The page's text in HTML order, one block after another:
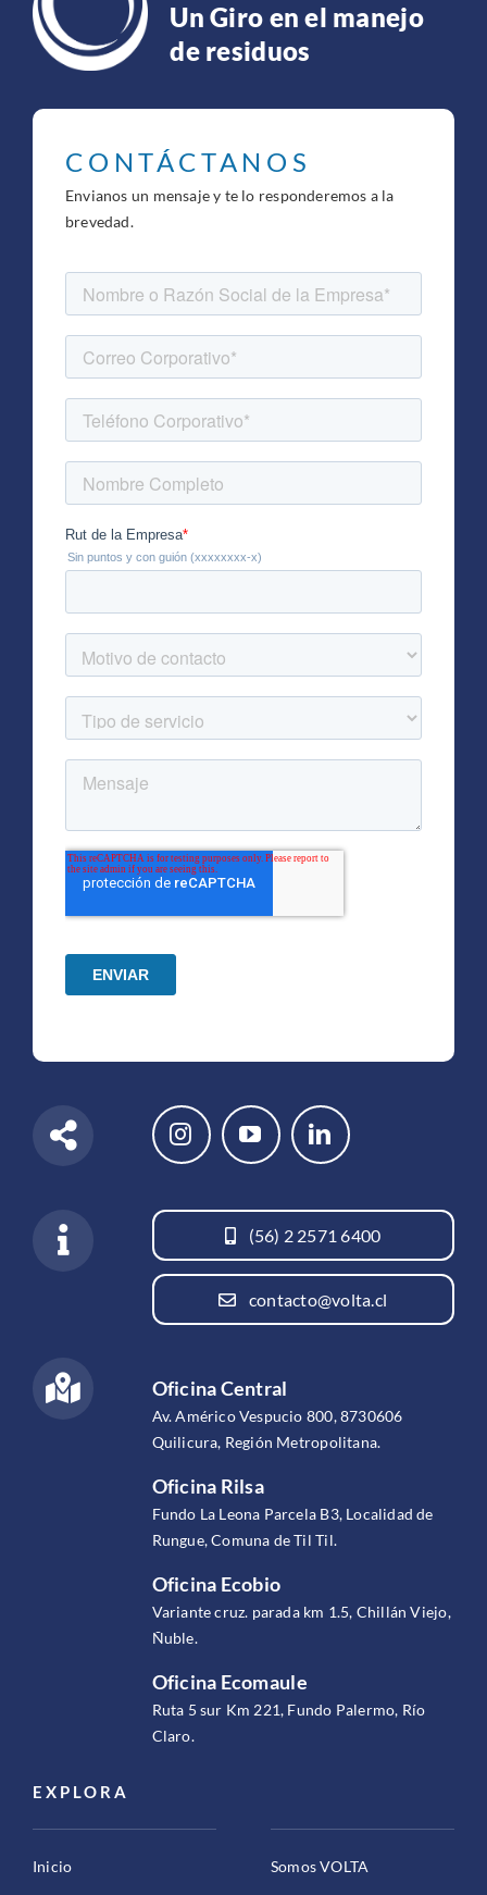
Un Giro en el manejo
de residuos
CONTÁCTANOS
Envianos un mensaje y te lo responderemos a la
brevedad.
(56) 2 2571 6400
contacto@volta.cl
Oficina Central
Av. Américo Vespucio 800, 8730606
Quilicura, Región Metropolitana.
Oficina Rilsa
Fundo La Leona Parcela B3, Localidad de
Rungue, Comuna de Til Til.
Oficina Ecobio
Variante cruz. parada km 1.5, Chillán Viejo,
Ñuble.
Oficina Ecomaule
Ruta 5 sur Km 221, Fundo Palermo, Río
Claro.
EXPLORA
Inicio Somos VOLTA